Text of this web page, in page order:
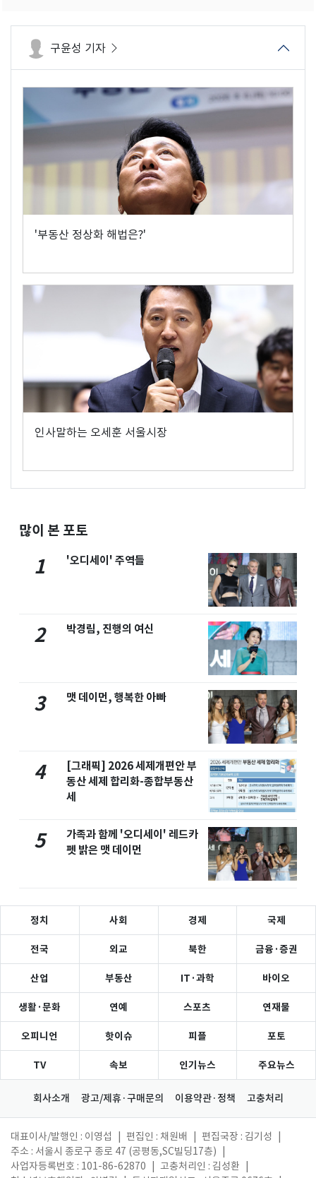
구윤성 기자
'부동산 정상화 해법은?'
인사말하는 오세훈 서울시장
많이 본 포토
1 '오디세이' 주역들
2 박경림, 진행의 여신
3 맷 데이먼, 행복한 아빠
4
[그래픽] 2026 세제개편안 부
동산 세제 합리화-종합부동산
세
5
가족과 함께 '오디세이' 레드카
펫 밝은 맷 데이먼
정치 사회 경제 국제
전국 외교 북한 금융·증권
산업 부동산 IT·과학 바이오
생활·문화 연예 스포츠 연재물
오피니언 핫이슈 피플 포토
TV 속보 인기뉴스 주요뉴스
회사소개 광고/제휴·구매문의 이용약관·정책 고충처리
대표이사/발행인 : 이영섭 편집인 : 채원배 편집국장 : 김기성
주소 : 서울시 종로구 종로 47 (공평동,SC빌딩17층)
사업자등록번호 : 101-86-62870
고충처리인 : 김성환